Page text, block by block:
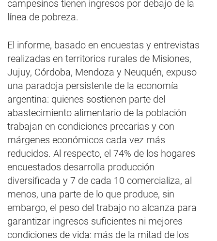
campesinos tienen ingresos por debajo de la
línea de pobreza.
El informe, basado en encuestas y entrevistas
realizadas en territorios rurales de Misiones,
Jujuy, Córdoba, Mendoza y Neuquén, expuso
una paradoja persistente de la economía
argentina: quienes sostienen parte del
abastecimiento alimentario de la población
trabajan en condiciones precarias y con
márgenes económicos cada vez más
reducidos. Al respecto, el 74% de los hogares
encuestados desarrolla producción
diversificada y 7 de cada 10 comercializa, al
menos, una parte de lo que produce, sin
embargo, el peso del trabajo no alcanza para
garantizar ingresos suficientes ni mejores
condiciones de vida: más de la mitad de los